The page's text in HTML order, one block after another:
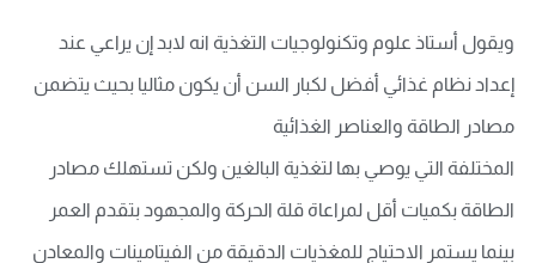
ويقول أستاذ علوم وتكنولوجيات التغذية انه لابد إن يراعي عند
إعداد نظام غذائي أفضل لكبار السن أن يكون مثاليا بحيث يتضمن
مصادر الطاقة والعناصر الغذائية
المختلفة التي يوصي بها لتغذية البالغين ولكن تستهلك مصادر
الطاقة بكميات أقل لمراعاة قلة الحركة والمجهود بتقدم العمر
بينما يستمر الاحتياج للمغذيات الدقيقة من الفيتامينات والمعادن